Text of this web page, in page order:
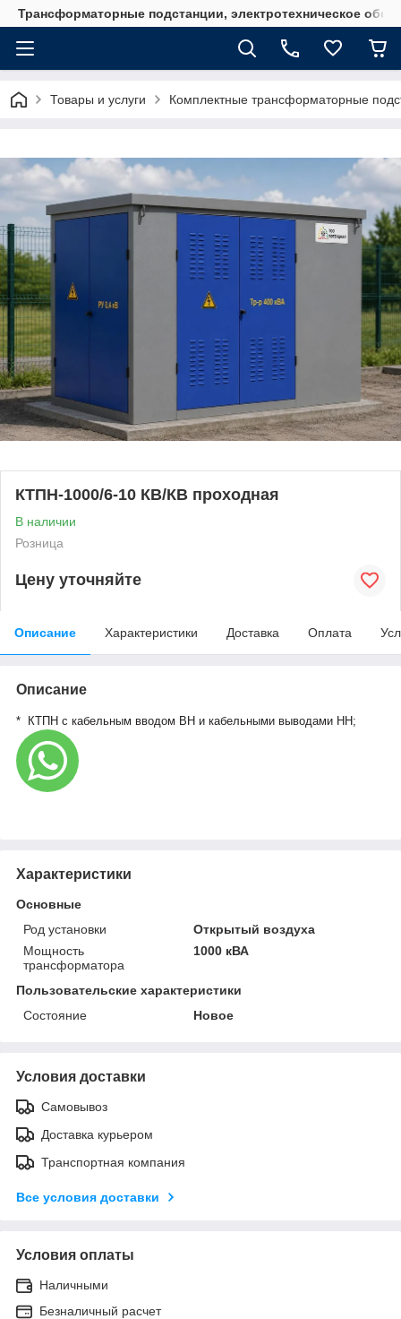
Трансформаторные подстанции, электротехническое
Товары и услуги Комплектные трансформаторные
КТПН-1000/6-10 КВ/КВ проходная
В наличии
Розница
Цену уточняйте
Описание Характеристики Доставка Оплата
Описание
* КТПН с кабельным вводом ВН и кабельными выводами НН;
Характеристики
Основные
Род установки
Открытый воздуха
Мощность
трансформатора
1000 кВА
Пользовательские характеристики
Состояние
Новое
Условия доставки
Самовывоз
Доставка курьером
Транспортная компания
Все условия доставки
Условия оплаты
Наличными
Безналичный расчет